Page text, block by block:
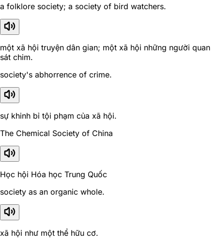
a folklore society; a society of bird watchers.
một xã hội truyện dân gian; một xã hội những người quan
sát chim.
society's abhorrence of crime.
sự khinh bỉ tội phạm của xã hội.
The Chemical Society of China
Học hội Hóa học Trung Quốc
society as an organic whole.
xã hội như một thể hữu cơ.